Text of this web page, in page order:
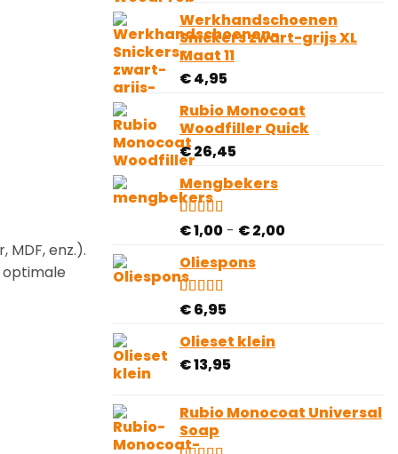
enz.).
tot
€ 55,95
Werkhandschoenen
Snickers zwart-grijs XL
Maat 11
€4,95
Rubio Monocoat
Woodfiller Quick
€26,45
Mengbekers
Gewaardeerd
4.50
gebaseerd
op
4
klantbeoordelingen
€1,00 - €2,00Prijsklasse:
Oliespons
Gewaardeerd
5.00op 5
gebaseerd
op
5
klantbeoordelingen
€6,95
Olieset klein
€13,95
Rubio Monocoat Universal
Soap